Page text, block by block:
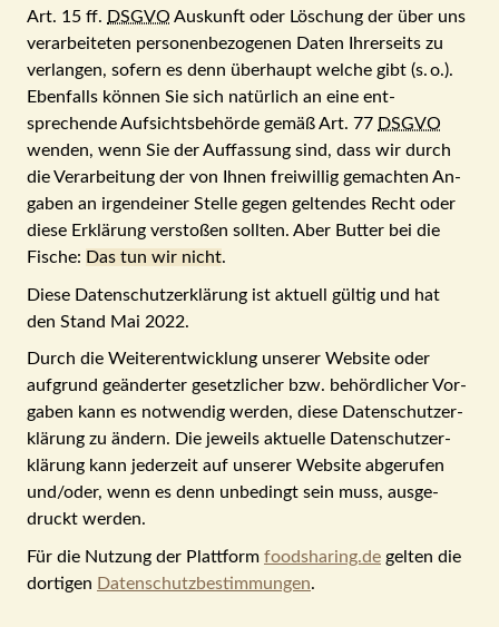
Art. 15 ff. DSGVO Aus­kunft oder Löschung der über uns
verarbeiteten per­sonen­be­zogenen Daten Ihrer­seits zu
verlangen, sofern es denn über­haupt welche gibt (s. o.).
Eben­falls können Sie sich na­tür­lich an eine ent­
sprechende Auf­sichts­be­hörde gemäß Art. 77 DSGVO
wenden, wenn Sie der Auf­fassung sind, dass wir durch
die Verarbeitung der von Ihnen frei­willig ge­machten An­
gaben an irgend­einer Stelle gegen geltendes Recht oder
diese Er­klärung verstoßen sollten. Aber Butter bei die
Fische: Das tun wir nicht.
Diese Datenschutzerklärung ist aktuell gültig und hat
den Stand Mai 2022.
Durch die Weiterentwicklung unserer Website oder
aufgrund ge­änder­ter ge­setz­licher bzw. be­hörd­licher Vor­
gaben kann es not­wendig werden, diese Daten­schutz­er­
klärung zu ändern. Die jeweils aktuelle Daten­schutz­er­
klärung kann jeder­zeit auf unserer Web­site ab­ge­rufen
und/oder, wenn es denn un­be­dingt sein muss, aus­ge­
druckt werden.
Für die Nutzung der Plattform foodsharing.de gelten die
dortigen Datenschutzbestimmungen.